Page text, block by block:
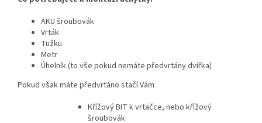
AKU šroubovák
Vrták
Tužku
Metr
Úhelník (to vše pokud nemáte předvrtány dvířka)
Pokud však máte předvrtáno stačí Vám
Křížový BIT k vrtačce, nebo křížový
šroubovák